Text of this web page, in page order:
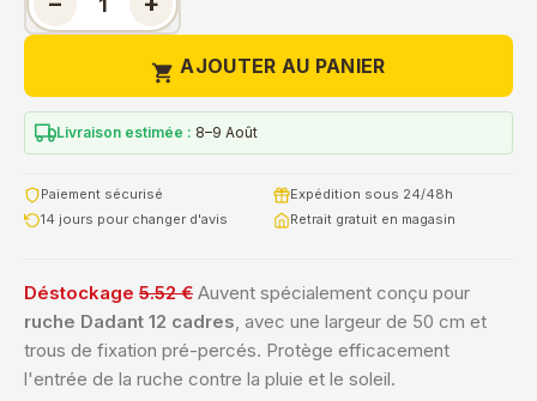
 AJOUTER AU PANIER
Livraison estimée : 8–9 Août
Paiement sécurisé
Expédition sous 24/48h
14 jours pour changer d'avis
Retrait gratuit en magasin
Déstockage 5.52 € Auvent spécialement conçu pour
ruche Dadant 12 cadres, avec une largeur de 50 cm et
trous de fixation pré-percés. Protège efficacement
l'entrée de la ruche contre la pluie et le soleil.